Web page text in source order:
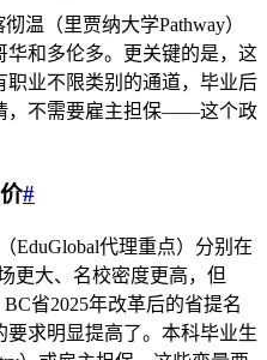
温（里贾纳大学Pathway）
和多伦多。更关键的是，这
业不限类别的通道，毕业后
，不需要雇主担保——这个政
#
EduGlobal代理重点）分别在
更大、名校密度更高，但
省2025年改革后的省提名
求明显提高了。本科毕业生